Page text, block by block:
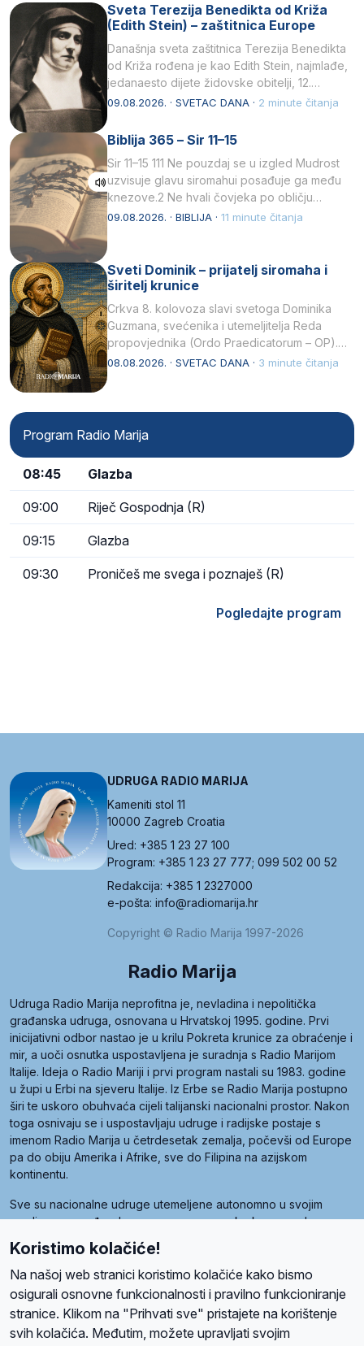
Sveta Terezija Benedikta od Križa
(Edith Stein) – zaštitnica Europe
Današnja sveta zaštitnica Terezija Benedikta
od Križa rođena je kao Edith Stein, najmlađe,
jedanaesto dijete židovske obitelji, 12.
listopada 1891, u Wrocławu…
09.08.2026. · SVETAC DANA · 2 minute čitanja
Biblija 365 – Sir 11–15
Sir 11–15 111 Ne pouzdaj se u izgled Mudrost
uzvisuje glavu siromahui posađuje ga među
knezove.2 Ne hvali čovjeka po obličju
njegovui…
09.08.2026. · BIBLIJA · 11 minute čitanja
Sveti Dominik – prijatelj siromaha i
širitelj krunice
Crkva 8. kolovoza slavi svetoga Dominika
Guzmana, svećenika i utemeljitelja Reda
propovjednika (Ordo Praedicatorum – OP).
Svojim životom, dubokom ljubavlju prema
08.08.2026. · SVETAC DANA · 3 minute čitanja
Program Radio Marija
08:45 Glazba
09:00 Riječ Gospodnja (R)
09:15 Glazba
09:30 Proničeš me svega i poznaješ (R)
Pogledajte program
UDRUGA RADIO MARIJA
Kameniti stol 11
10000 Zagreb Croatia
Ured: +385 1 23 27 100
Program: +385 1 23 27 777; 099 502 00 52
Redakcija: +385 1 2327000
e-pošta: info@radiomarija.hr
Copyright © Radio Marija 1997-2026
Radio Marija
Udruga Radio Marija neprofitna je, nevladina i nepolitička
građanska udruga, osnovana u Hrvatskoj 1995. godine. Prvi
inicijativni odbor nastao je u krilu Pokreta krunice za obraćenje i
mir, a uoči osnutka uspostavljena je suradnja s Radio Marijom
Italije. Ideja o Radio Mariji i prvi program nastali su 1983. godine
u župi u Erbi na sjeveru Italije. Iz Erbe se Radio Marija postupno
širi te uskoro obuhvaća cijeli talijanski nacionalni prostor. Nakon
toga osnivaju se i uspostavljaju udruge i radijske postaje s
imenom Radio Marija u četrdesetak zemalja, počevši od Europe
pa do obiju Amerika i Afrike, sve do Filipina na azijskom
kontinentu.
Sve su nacionalne udruge utemeljene autonomno u svojim
zemljama, a međusobna su povezane preko krovne udruge
pod nazivom Svjetska obitelj Radio Marije (World Family of
Radio Maria). Svjetsku obitelj utemeljilo je sedam članica, među
kojima je i hrvatska Udruga Radio Marija.
Koristimo kolačiće!
Na našoj web stranici koristimo kolačiće kako bismo
osigurali osnovne funkcionalnosti i pravilno funkcioniranje
stranice. Klikom na "Prihvati sve" pristajete na korištenje
svih kolačića. Međutim, možete upravljati svojim